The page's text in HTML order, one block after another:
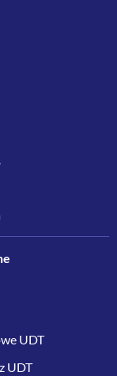
UDT
UDT